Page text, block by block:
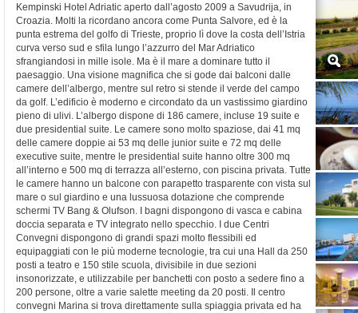
Kempinski Hotel Adriatic aperto dall’agosto 2009 a Savudrija, in
Croazia. Molti la ricordano ancora come Punta Salvore, ed è la
punta estrema del golfo di Trieste, proprio lì dove la costa dell’Istria
curva verso sud e sfila lungo l’azzurro del Mar Adriatico
sfrangiandosi in mille isole. Ma è il mare a dominare tutto il
paesaggio. Una visione magnifica che si gode dai balconi dalle
camere dell’albergo, mentre sul retro si stende il verde del campo
da golf. L’edificio è moderno e circondato da un vastissimo giardino
pieno di ulivi. L’albergo dispone di 186 camere, incluse 19 suite e
due presidential suite. Le camere sono molto spaziose, dai 41 mq
delle camere doppie ai 53 mq delle junior suite e 72 mq delle
executive suite, mentre le presidential suite hanno oltre 300 mq
all’interno e 500 mq di terrazza all’esterno, con piscina privata. Tutte
le camere hanno un balcone con parapetto trasparente con vista sul
mare o sul giardino e una lussuosa dotazione che comprende
schermi TV Bang & Olufson. I bagni dispongono di vasca e cabina
doccia separata e TV integrato nello specchio. I due Centri
Convegni dispongono di grandi spazi molto flessibili ed
equipaggiati con le più moderne tecnologie, tra cui una Hall da 250
posti a teatro e 150 stile scuola, divisibile in due sezioni
insonorizzate, e utilizzabile per banchetti con posto a sedere fino a
200 persone, oltre a varie salette meeting da 20 posti. Il centro
convegni Marina si trova direttamente sulla spiaggia privata ed ha